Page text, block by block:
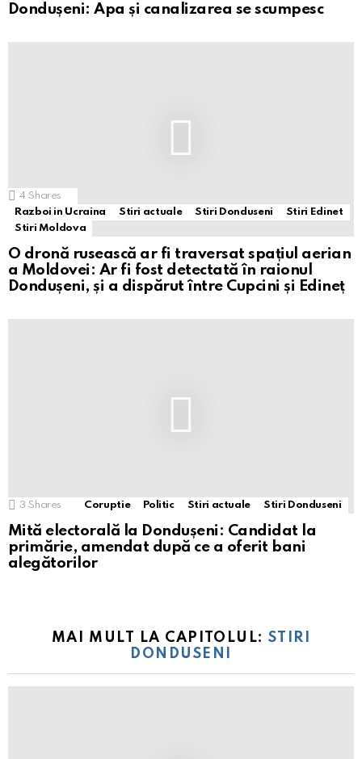
Dondușeni: Apa și canalizarea se scumpesc
4 Shares
Razboi in Ucraina
Stiri actuale Stiri Donduseni
Stiri Edinet
Stiri Moldova
O dronă rusească ar fi traversat spațiul aerian
a Moldovei: Ar fi fost detectată în raionul
Dondușeni, și a dispărut între Cupcini și Edineț
3 Shares Coruptie Politic Stiri actuale Stiri Donduseni
Mită electorală la Dondușeni: Candidat la
primărie, amendat după ce a oferit bani
alegătorilor
MAI MULT LA CAPITOLUL:STIRI
DONDUSENI